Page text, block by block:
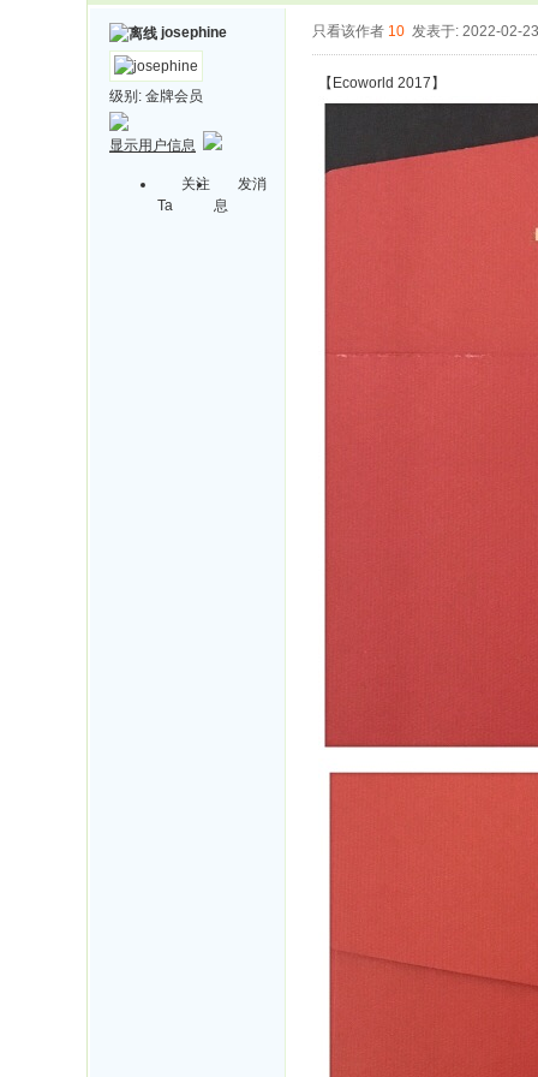
josephine
级别: 金牌会员
显示用户信息
关注
Ta
发消
息
只看该作者 10 发表于: 2022-02-23
【Ecoworld 2017】